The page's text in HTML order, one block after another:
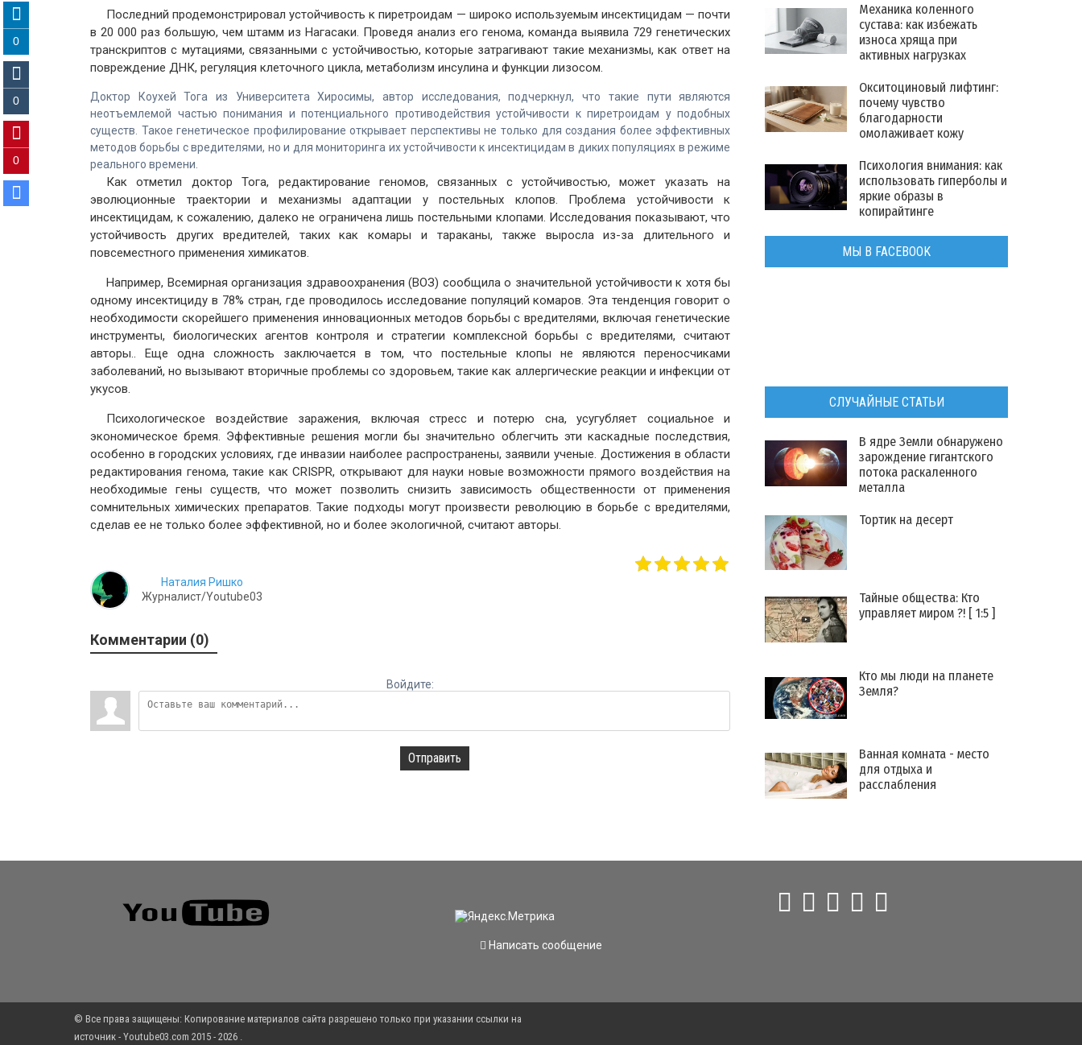
Последний продемонстрировал устойчивость к пиретроидам — широко используемым инсектицидам — почти
в 20 000 раз большую, чем штамм из Нагасаки. Проведя анализ его генома, команда выявила 729 генетических
транскриптов с мутациями, связанными с устойчивостью, которые затрагивают такие механизмы, как ответ на
повреждение ДНК, регуляция клеточного цикла, метаболизм инсулина и функции лизосом.
Доктор Коухей Тога из Университета Хиросимы, автор исследования, подчеркнул, что такие пути являются
неотъемлемой частью понимания и потенциального противодействия устойчивости к пиретроидам у подобных
существ. Такое генетическое профилирование открывает перспективы не только для создания более эффективных
методов борьбы с вредителями, но и для мониторинга их устойчивости к инсектицидам в диких популяциях в режиме
реального времени.
Как отметил доктор Тога, редактирование геномов, связанных с устойчивостью, может указать на
эволюционные траектории и механизмы адаптации у постельных клопов. Проблема устойчивости к
инсектицидам, к сожалению, далеко не ограничена лишь постельными клопами. Исследования показывают, что
устойчивость других вредителей, таких как комары и тараканы, также выросла из-за длительного и
повсеместного применения химикатов.
Например, Всемирная организация здравоохранения (ВОЗ) сообщила о значительной устойчивости к хотя бы
одному инсектициду в 78% стран, где проводилось исследование популяций комаров. Эта тенденция говорит о
необходимости скорейшего применения инновационных методов борьбы с вредителями, включая генетические
инструменты, биологических агентов контроля и стратегии комплексной борьбы с вредителями, считают
авторы.. Еще одна сложность заключается в том, что постельные клопы не являются переносчиками
заболеваний, но вызывают вторичные проблемы со здоровьем, такие как аллергические реакции и инфекции от
укусов.
Психологическое воздействие заражения, включая стресс и потерю сна, усугубляет социальное и
экономическое бремя. Эффективные решения могли бы значительно облегчить эти каскадные последствия,
особенно в городских условиях, где инвазии наиболее распространены, заявили ученые. Достижения в области
редактирования генома, такие как CRISPR, открывают для науки новые возможности прямого воздействия на
необходимые гены существ, что может позволить снизить зависимость общественности от применения
сомнительных химических препаратов. Такие подходы могут произвести революцию в борьбе с вредителями,
сделав ее не только более эффективной, но и более экологичной, считают авторы.
Наталия Ришко
Журналист/Youtube03
Комментарии (0)
Войдите:
Отправить
Механика коленного
сустава: как избежать
износа хряща при
активных нагрузках
Окситоциновый лифтинг:
почему чувство
благодарности
омолаживает кожу
Психология внимания: как
использовать гиперболы и
яркие образы в
копирайтинге
МЫ В FACEBOOK
СЛУЧАЙНЫЕ СТАТЬИ
В ядре Земли обнаружено
зарождение гигантского
потока раскаленного
металла
Тортик на десерт
Тайные общества: Кто
управляет миром ?! [ 1:5 ]
Кто мы люди на планете
Земля?
Ванная комната - место
для отдыха и
расслабления
Написать сообщение
© Все права защищены: Копирование материалов сайта разрешено только при указании ссылки на
источник - Youtube03.com 2015 - 2026 .
0
0
0